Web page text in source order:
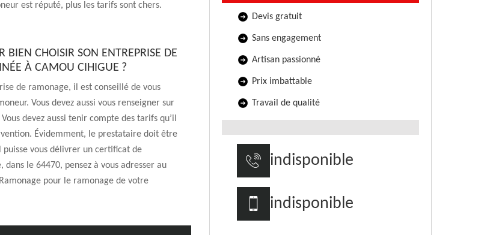
est réputé, plus les tarifs sont chers.
BIEN CHOISIR SON ENTREPRISE DE
À CAMOU CIHIGUE ?
de ramonage, il est conseillé de vous
Vous devez aussi vous renseigner sur
devez aussi tenir compte des tarifs qu’il
Évidemment, le prestataire doit être
puisse vous délivrer un certificat de
dans le 64470, pensez à vous adresser au
pour le ramonage de votre
Devis gratuit
Sans engagement
Artisan passionné
Prix imbattable
Travail de qualité
indisponible
indisponible